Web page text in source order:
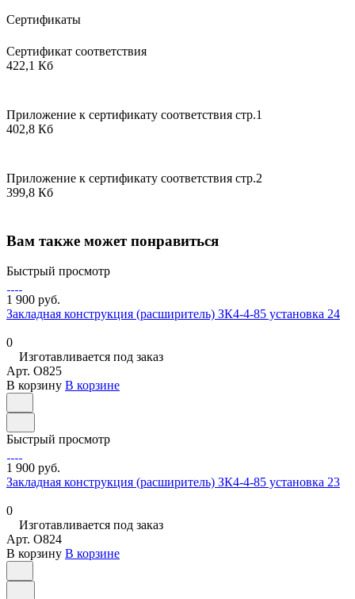
Сертификаты
Сертификат соответствия
422,1 Кб
Приложение к сертификату соответствия стр.1
402,8 Кб
Приложение к сертификату соответствия стр.2
399,8 Кб
Вам также может понравиться
Быстрый просмотр
1 900 руб.
Закладная конструкция (расширитель) ЗК4-4-85 установка 24
0
Изготавливается под заказ
Арт. O825
В корзину В корзине
Быстрый просмотр
1 900 руб.
Закладная конструкция (расширитель) ЗК4-4-85 установка 23
0
Изготавливается под заказ
Арт. O824
В корзину В корзине